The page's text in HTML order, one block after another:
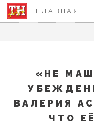
ГЛАВНАЯ
«НЕ
ВАЛЕРИЯ
ЧТО